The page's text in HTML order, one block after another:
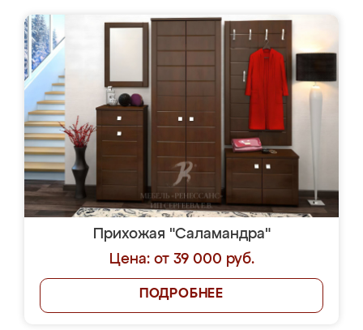
Прихожая "Саламандра"
Цена: от 39 000 руб.
ПОДРОБНЕЕ